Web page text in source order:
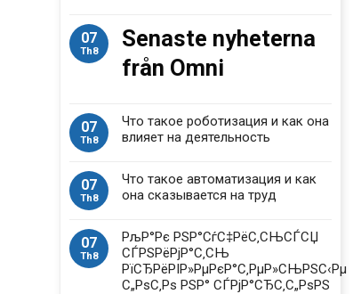
07
Th8
Senaste nyheterna
från Omni
07
Th8
Что такое роботизация и как она
влияет на деятельность
07
Th8
Что такое автоматизация и как
она сказывается на труд
07
Th8
РљР°Рє РЅР°СѓС‡РёС‚СЊСЃСЏ
СЃРЅРёРјР°С‚СЊ
РїСЂРёРІР»РµРєР°С‚РµР»СЊРЅС‹Рµ
С„РѕС‚Рѕ РЅР° СЃРјР°СЂС‚С„РѕРЅ